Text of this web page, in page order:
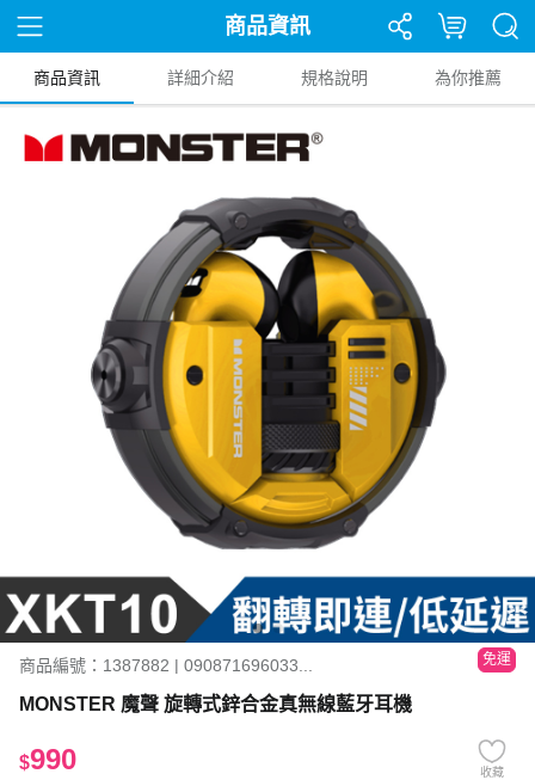
商品資訊
商品資訊 詳細介紹 規格說明 為你推薦
商品編號：1387882 | 090871696033... 免運
MONSTER 魔聲 旋轉式鋅合金真無線藍牙耳機
$990 收藏